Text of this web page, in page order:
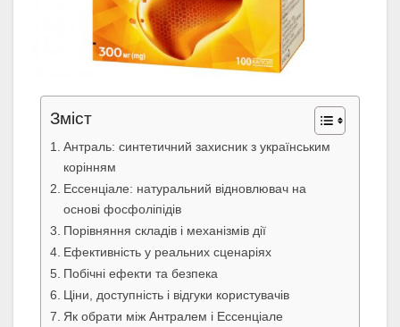
Зміст
Антраль: синтетичний захисник з українським
корінням
Ессенціале: натуральний відновлювач на
основі фосфоліпідів
Порівняння складів і механізмів дії
Ефективність у реальних сценаріях
Побічні ефекти та безпека
Ціни, доступність і відгуки користувачів
Як обрати між Антралем і Ессенціале